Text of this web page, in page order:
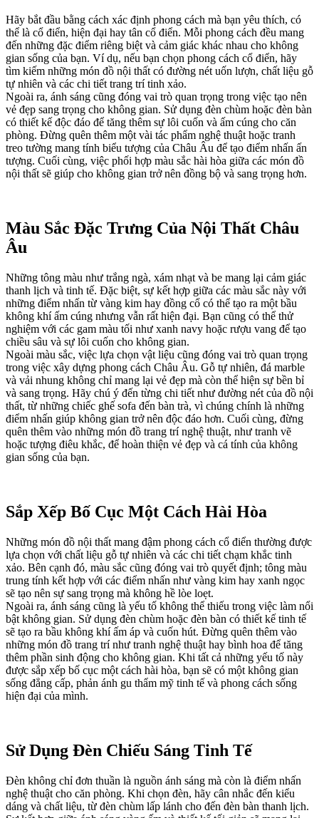
Hãy bắt đầu bằng cách xác định phong cách mà bạn yêu thích, có
thể là cổ điển, hiện đại hay tân cổ điển. Mỗi phong cách đều mang
đến những đặc điểm riêng biệt và cảm giác khác nhau cho không
gian sống của bạn. Ví dụ, nếu bạn chọn phong cách cổ điển, hãy
tìm kiếm những món đồ nội thất có đường nét uốn lượn, chất liệu gỗ
tự nhiên và các chi tiết trang trí tinh xảo.
Ngoài ra, ánh sáng cũng đóng vai trò quan trọng trong việc tạo nên
vẻ đẹp sang trọng cho không gian. Sử dụng đèn chùm hoặc đèn bàn
có thiết kế độc đáo để tăng thêm sự lôi cuốn và ấm cúng cho căn
phòng. Đừng quên thêm một vài tác phẩm nghệ thuật hoặc tranh
treo tường mang tính biểu tượng của Châu Âu để tạo điểm nhấn ấn
tượng. Cuối cùng, việc phối hợp màu sắc hài hòa giữa các món đồ
nội thất sẽ giúp cho không gian trở nên đồng bộ và sang trọng hơn.
Màu Sắc Đặc Trưng Của Nội Thất Châu
Âu
Những tông màu như trắng ngà, xám nhạt và be mang lại cảm giác
thanh lịch và tinh tế. Đặc biệt, sự kết hợp giữa các màu sắc này với
những điểm nhấn từ vàng kim hay đồng cổ có thể tạo ra một bầu
không khí ấm cúng nhưng vẫn rất hiện đại. Bạn cũng có thể thử
nghiệm với các gam màu tối như xanh navy hoặc rượu vang để tạo
chiều sâu và sự lôi cuốn cho không gian.
Ngoài màu sắc, việc lựa chọn vật liệu cũng đóng vai trò quan trọng
trong việc xây dựng phong cách Châu Âu. Gỗ tự nhiên, đá marble
và vải nhung không chỉ mang lại vẻ đẹp mà còn thể hiện sự bền bỉ
và sang trọng. Hãy chú ý đến từng chi tiết như đường nét của đồ nội
thất, từ những chiếc ghế sofa đến bàn trà, vì chúng chính là những
điểm nhấn giúp không gian trở nên độc đáo hơn. Cuối cùng, đừng
quên thêm vào những món đồ trang trí nghệ thuật, như tranh vẽ
hoặc tượng điêu khắc, để hoàn thiện vẻ đẹp và cá tính của không
gian sống của bạn.
Sắp Xếp Bố Cục Một Cách Hài Hòa
Những món đồ nội thất mang đậm phong cách cổ điển thường được
lựa chọn với chất liệu gỗ tự nhiên và các chi tiết chạm khắc tinh
xảo. Bên cạnh đó, màu sắc cũng đóng vai trò quyết định; tông màu
trung tính kết hợp với các điểm nhấn như vàng kim hay xanh ngọc
sẽ tạo nên sự sang trọng mà không hề lòe loẹt.
Ngoài ra, ánh sáng cũng là yếu tố không thể thiếu trong việc làm nổi
bật không gian. Sử dụng đèn chùm hoặc đèn bàn có thiết kế tinh tế
sẽ tạo ra bầu không khí ấm áp và cuốn hút. Đừng quên thêm vào
những món đồ trang trí như tranh nghệ thuật hay bình hoa để tăng
thêm phần sinh động cho không gian. Khi tất cả những yếu tố này
được sắp xếp bố cục một cách hài hòa, bạn sẽ có một không gian
sống đẳng cấp, phản ánh gu thẩm mỹ tinh tế và phong cách sống
hiện đại của mình.
Sử Dụng Đèn Chiếu Sáng Tinh Tế
Đèn không chỉ đơn thuần là nguồn ánh sáng mà còn là điểm nhấn
nghệ thuật cho căn phòng. Khi chọn đèn, hãy cân nhắc đến kiểu
dáng và chất liệu, từ đèn chùm lấp lánh cho đến đèn bàn thanh lịch.